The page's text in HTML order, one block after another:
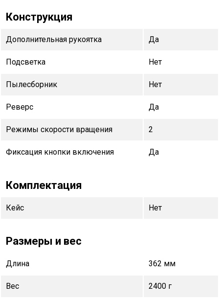
Конструкция
Дополнительная рукоятка Да
Подсветка Нет
Пылесборник Нет
Реверс Да
Режимы скорости вращения 2
Фиксация кнопки включения Да
Комплектация
Кейс Нет
Размеры и вес
Длина 362 мм
Вес 2400 г